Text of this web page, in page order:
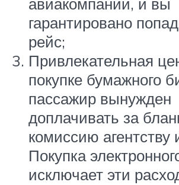
гарантировано
рейс;
Привлекательная
покупке бумажного
пассажир вынужден
доплачивать за
комиссию агентству
Покупка
исключает эти